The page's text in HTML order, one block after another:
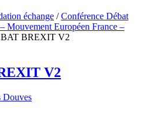
échange / Conférence Débat
Mouvement Européen France –
BREXIT V2
V2
Douves